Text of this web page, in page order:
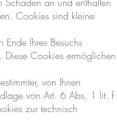
Cookies sind kleine
Ihres Besuchs
Diese Cookies ermöglichen
von Ihnen
von Art. 6 Abs. 1 lit. f
zur technisch